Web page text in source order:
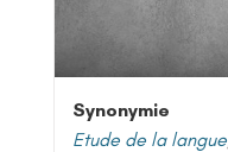
Synonymie
Etude de la langue